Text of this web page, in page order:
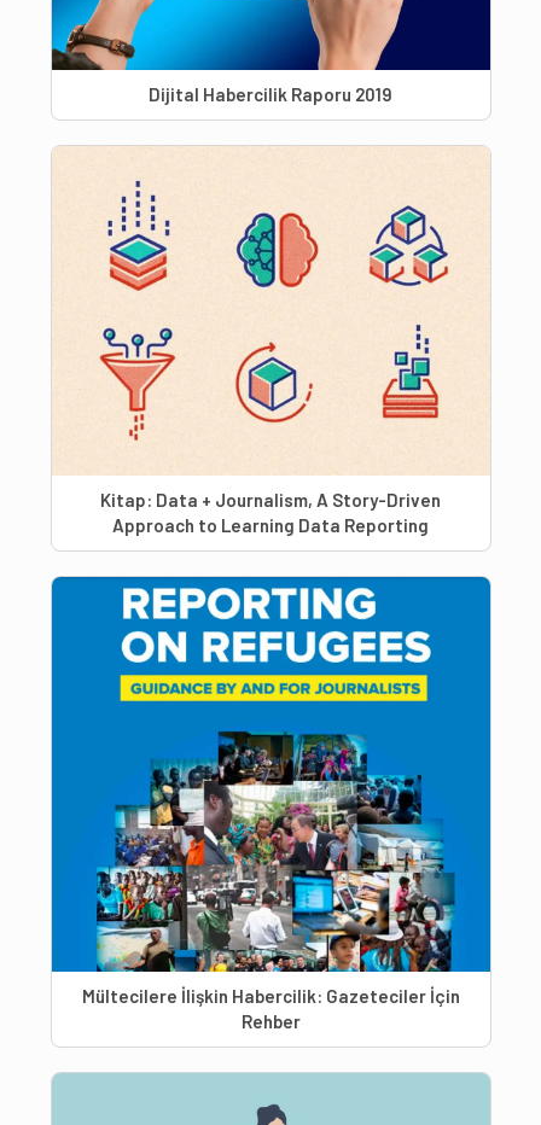
Dijital Habercilik Raporu 2019
Kitap: Data + Journalism, A Story-Driven
Approach to Learning Data Reporting
Mültecilere İlişkin Habercilik: Gazeteciler İçin
Rehber